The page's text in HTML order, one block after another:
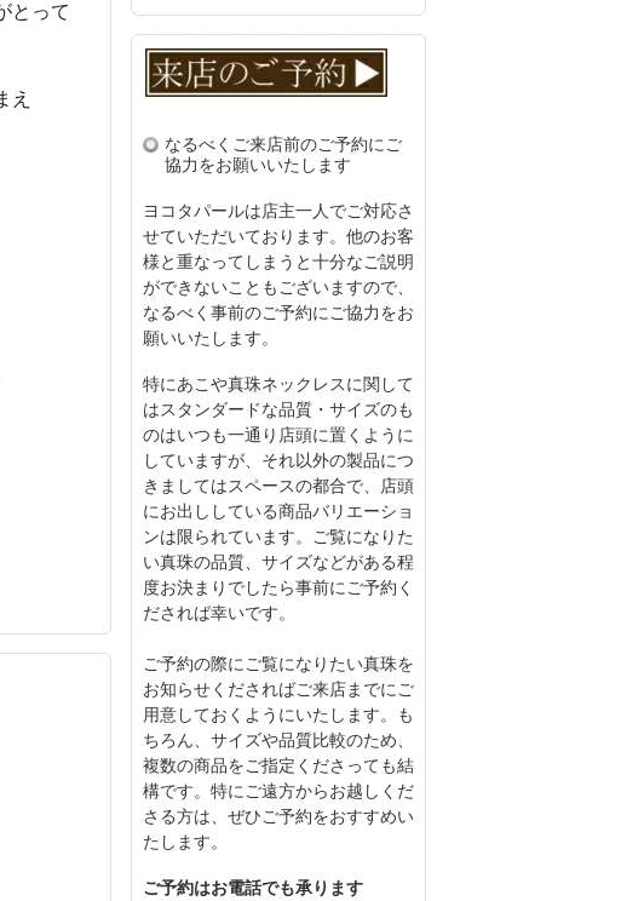
とって
え
なるべくご来店前のご予約にご
協力をお願いいたします
ヨコタパールは店主一人でご対応さ
せていただいております。他のお客
様と重なってしまうと十分なご説明
ができないこともございますので、
なるべく事前のご予約にご協力をお
願いいたします。
特にあこや真珠ネックレスに関して
はスタンダードな品質・サイズのも
のはいつも一通り店頭に置くように
していますが、それ以外の製品につ
きましてはスペースの都合で、店頭
にお出ししている商品バリエーショ
ンは限られています。ご覧になりた
い真珠の品質、サイズなどがある程
度お決まりでしたら事前にご予約く
だされば幸いです。
ご予約の際にご覧になりたい真珠を
お知らせくださればご来店までにご
用意しておくようにいたします。も
ちろん、サイズや品質比較のため、
複数の商品をご指定くださっても結
構です。特にご遠方からお越しくだ
さる方は、ぜひご予約をおすすめい
たします。
ご予約はお電話でも承ります